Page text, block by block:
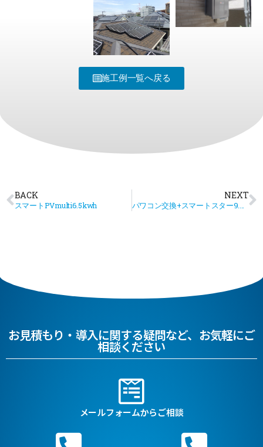
施工例一覧へ戻る
BACK
スマートPVmulti6.5kwh
NEXT
パワコン交換+スマートスター9.8kwh
お見積もり・導入に関する疑問など、お気軽にご
相談ください
メールフォームからご相談